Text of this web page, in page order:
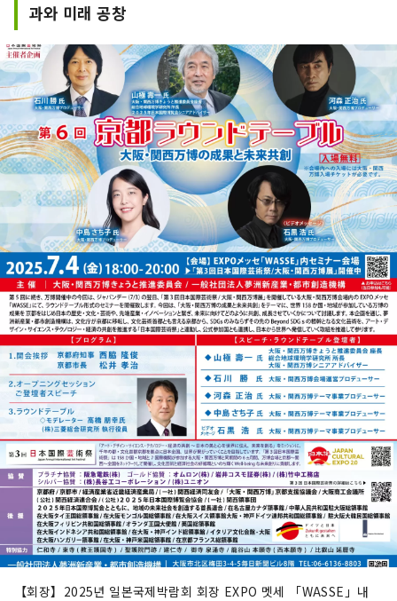
이번 엑스포를 통해 전 세계 국가들과 다양한 문화
예술, 과학기술, 경제 분야에서 공동 창조의 범위를
넓혀갈 수 있기를 기대합니다.
************************************** 유
메시마 신산업 및 도시창조기구(주) / 사무국: 건강
한 도시디자인연구소(주)
https://yumeshimakikou.org/ 마이니치 신
문사 빌딩, 오사카시 기타구 우메다 3-4-5, 우편번
호 530-0001 이메일:
info@yumeshimakikou.com 전화: 06-
6136-8803
***************************************
과와 미래 공창
【회장】2025년 일본국제박람회 회장 EXPO 멧세 「WASSE」내